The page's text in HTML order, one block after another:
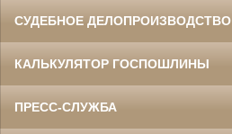
СУДЕБНОЕ ДЕЛОПРОИЗВОДСТВО
КАЛЬКУЛЯТОР ГОСПОШЛИНЫ
ПРЕСС-СЛУЖБА